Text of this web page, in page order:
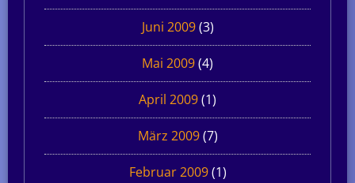
Juni 2009(3)
Mai 2009(4)
April 2009(1)
März 2009(7)
Februar 2009(1)